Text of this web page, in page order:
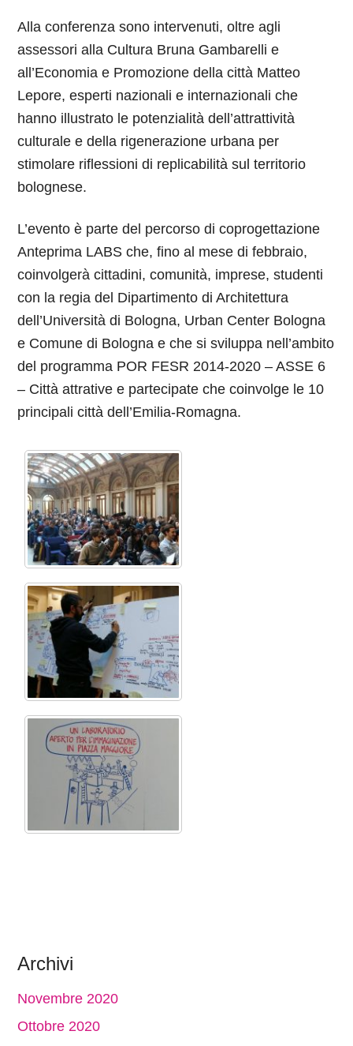
Alla conferenza sono intervenuti, oltre agli
assessori alla Cultura Bruna Gambarelli e
all’Economia e Promozione della città Matteo
Lepore, esperti nazionali e internazionali che
hanno illustrato le potenzialità dell’attrattività
culturale e della rigenerazione urbana per
stimolare riflessioni di replicabilità sul territorio
bolognese.
L’evento è parte del percorso di coprogettazione
Anteprima LABS che, fino al mese di febbraio,
coinvolgerà cittadini, comunità, imprese, studenti
con la regia del Dipartimento di Architettura
dell’Università di Bologna, Urban Center Bologna
e Comune di Bologna e che si sviluppa nell’ambito
del programma POR FESR 2014-2020 – ASSE 6
– Città attrative e partecipate che coinvolge le 10
principali città dell’Emilia-Romagna.
Archivi
Novembre 2020
Ottobre 2020